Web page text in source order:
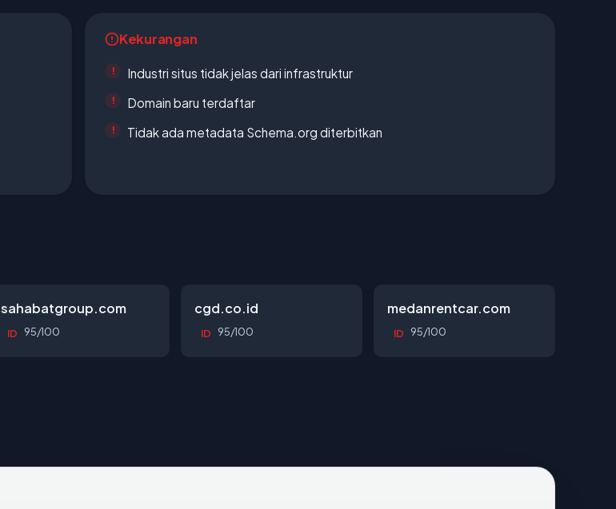
Kekurangan
Industri situs tidak jelas dari infrastruktur
Domain baru terdaftar
Tidak ada metadata Schema.org diterbitkan
sahabatgroup.com
ID 95/100
cgd.co.id
ID 95/100
medanrentcar.com
ID 95/100